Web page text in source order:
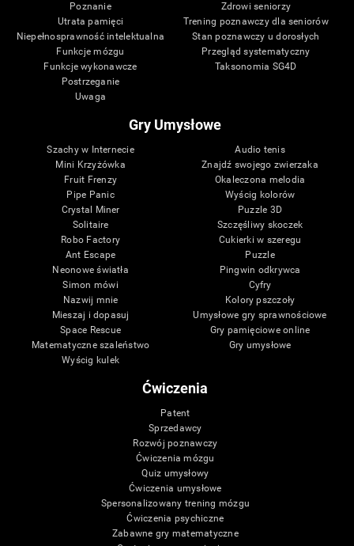
Poznanie
Utrata pamięci
Niepełnosprawność intelektualna
Funkcje mózgu
Funkcje wykonawcze
Postrzeganie
Uwaga
Zdrowi seniorzy
Trening poznawczy dla seniorów
Stan poznawczy u dorosłych
Przegląd systematyczny
Taksonomia SG4D
Gry Umysłowe
Szachy w Internecie
Mini Krzyżówka
Fruit Frenzy
Pipe Panic
Crystal Miner
Solitaire
Robo Factory
Ant Escape
Neonowe światła
Simon mówi
Nazwij mnie
Mieszaj i dopasuj
Space Rescue
Matematyczne szaleństwo
Wyścig kulek
Audio tenis
Znajdź swojego zwierzaka
Okaleczona melodia
Wyścig kolorów
Puzzle 3D
Szczęśliwy skoczek
Cukierki w szeregu
Puzzle
Pingwin odkrywca
Cyfry
Kolory pszczoły
Umysłowe gry sprawnościowe
Gry pamięciowe online
Gry umysłowe
Ćwiczenia
Patent
Sprzedawcy
Rozwój poznawczy
Ćwiczenia mózgu
Quiz umysłowy
Ćwiczenia umysłowe
Spersonalizowany trening mózgu
Ćwiczenia psychiczne
Zabawne gry matematyczne